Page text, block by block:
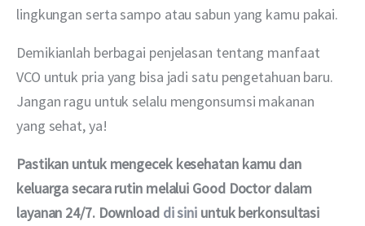
lingkungan serta sampo atau sabun yang kamu pakai.
Demikianlah berbagai penjelasan tentang manfaat
VCO untuk pria yang bisa jadi satu pengetahuan baru.
Jangan ragu untuk selalu mengonsumsi makanan
yang sehat, ya!
Pastikan untuk mengecek kesehatan kamu dan
keluarga secara rutin melalui Good Doctor dalam
layanan 24/7. Download di sini untuk berkonsultasi